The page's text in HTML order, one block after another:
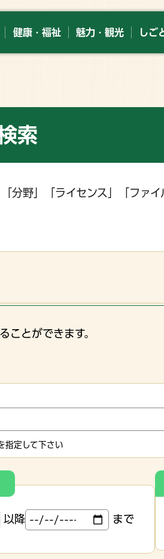
健康・福祉 魅力・観光 しご
索
分野」「ライセンス」「ファ
ことができます。
指定して下さい
以降 まで